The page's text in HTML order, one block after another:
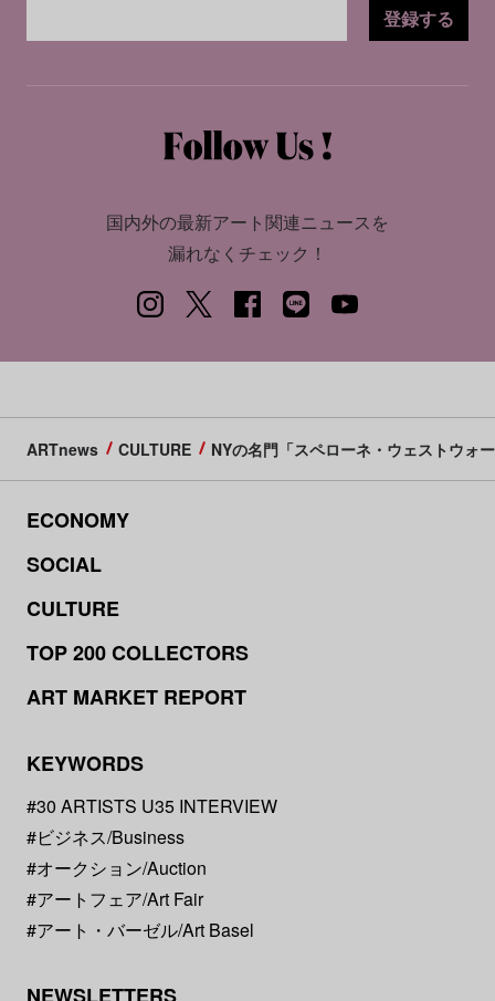
登録する
国内外の最新アート関連ニュースを
漏れなくチェック！
ARTnews CULTURE NYの名門「スペローネ・ウェストウォ
ECONOMY
SOCIAL
CULTURE
TOP 200 COLLECTORS
ART MARKET REPORT
KEYWORDS
#30 ARTISTS U35 INTERVIEW
#ビジネス/Business
#オークション/Auction
#アートフェア/Art Fair
#アート・バーゼル/Art Basel